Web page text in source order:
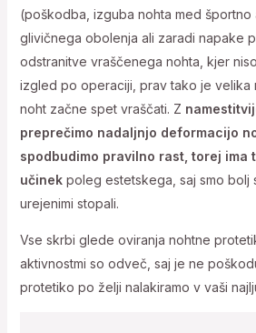
(poškodba, izguba nohta med športno
glivičnega obolenja ali zaradi napake
odstranitve vraščenega nohta, kjer
izgled po operaciji, prav tako je velika
noht začne spet vraščati. Z
preprečimo nadaljnjo deformacijo
spodbudimo pravilno rast, torej ima
učinekpoleg estetskega, saj smo bolj
urejenimi stopali.
Vse skrbi glede oviranja nohtne
aktivnostmi so odveč, saj je ne
protetiko po želji nalakiramo v vaši